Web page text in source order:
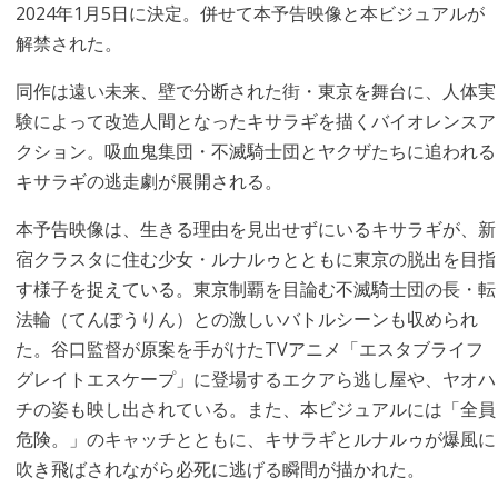
2024年1月5日に決定。併せて本予告映像と本ビジュアルが
解禁された。
同作は遠い未来、壁で分断された街・東京を舞台に、人体実
験によって改造人間となったキサラギを描くバイオレンスア
クション。吸血鬼集団・不滅騎士団とヤクザたちに追われる
キサラギの逃走劇が展開される。
本予告映像は、生きる理由を見出せずにいるキサラギが、新
宿クラスタに住む少女・ルナルゥとともに東京の脱出を目指
す様子を捉えている。東京制覇を目論む不滅騎士団の長・転
法輪（てんぽうりん）との激しいバトルシーンも収められ
た。谷口監督が原案を手がけたTVアニメ「エスタブライフ
グレイトエスケープ」に登場するエクアら逃し屋や、ヤオハ
チの姿も映し出されている。また、本ビジュアルには「全員
危険。」のキャッチとともに、キサラギとルナルゥが爆風に
吹き飛ばされながら必死に逃げる瞬間が描かれた。